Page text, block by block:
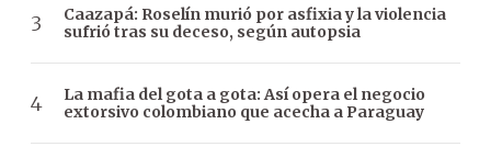
Caazapá: Roselín murió por asfixia y la violencia
sufrió tras su deceso, según autopsia
La mafia del gota a gota: Así opera el negocio
extorsivo colombiano que acecha a Paraguay